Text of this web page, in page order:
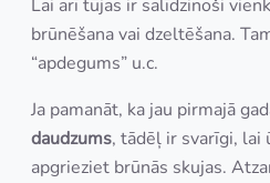
Lai arī tūjas ir salīdzinoši
brūnēšana vai dzeltēšana.
“apdegums” u.c.
Ja pamanāt, ka jau pirmajā
daudzums, tādēļ ir svarīgi, lai
apgrieziet brūnās skujas.